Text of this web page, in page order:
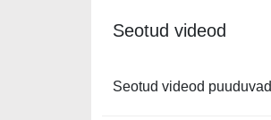
Seotud videod
Seotud videod puuduvad